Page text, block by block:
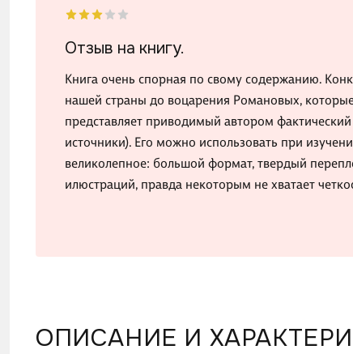
ОПИСАНИЕ И
Отзыв на книгу.
Книга очень спорная по свому содержанию.
нашей страны до воцарения Романовых,
представляет приводимый автором
источники). Его можно использовать при
великолепное: большой формат, твердый
илюстраций, правда некоторым не хватает